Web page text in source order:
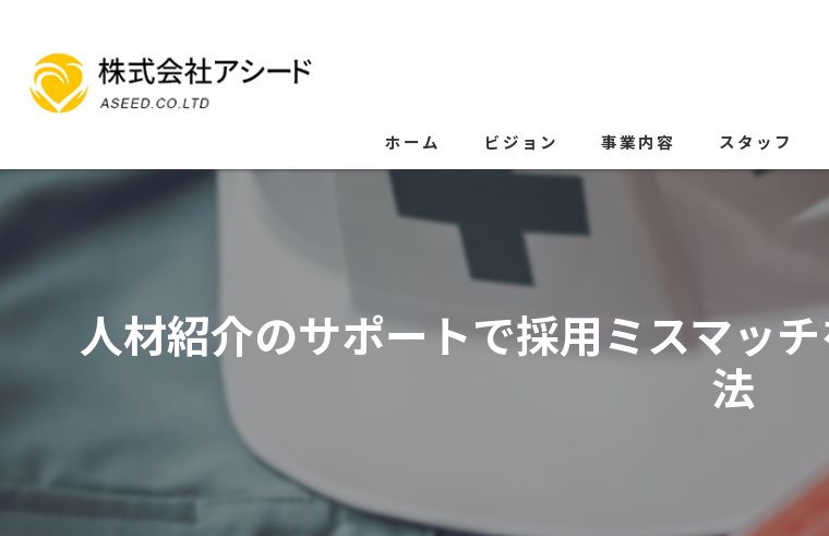
ホーム ビジョン 事業内容 スタッフ
人材紹介のサポートで採用ミスマッ
法